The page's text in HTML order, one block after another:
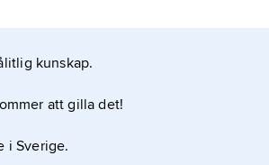
vetenskapliga och politiska kretsar.
lite pompösa, bl.a. på grund av den
kunskap.
att gilla det!
i Sverige.